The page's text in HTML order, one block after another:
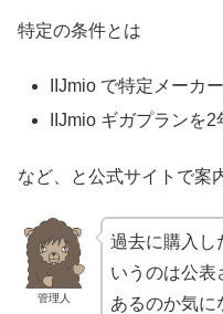
特定の条件とは
IIJmio で特定メーカ
IIJmio ギガプランを
など、と公式サイトで案
管理人
過去に購入し
いうのは公表
あるのか気に